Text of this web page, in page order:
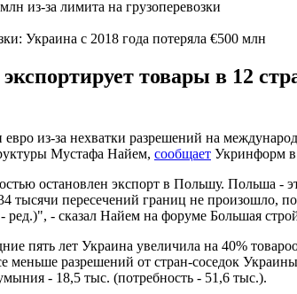
Украина с 2018 года потеряла €500 млн
товары в 12
евро из-за нехватки разрешений на
Мустафа Найем, сообщает Укринформ в
остановлен экспорт в Польшу. Польша -
тысячи пересечений границ не произошло,
ред.)", - сказал Найем на форуме Большая
пять лет Украина увеличила на 40%
меньше разрешений от стран-соседок
- 18,5 тыс. (потребность - 51,6 тыс.).